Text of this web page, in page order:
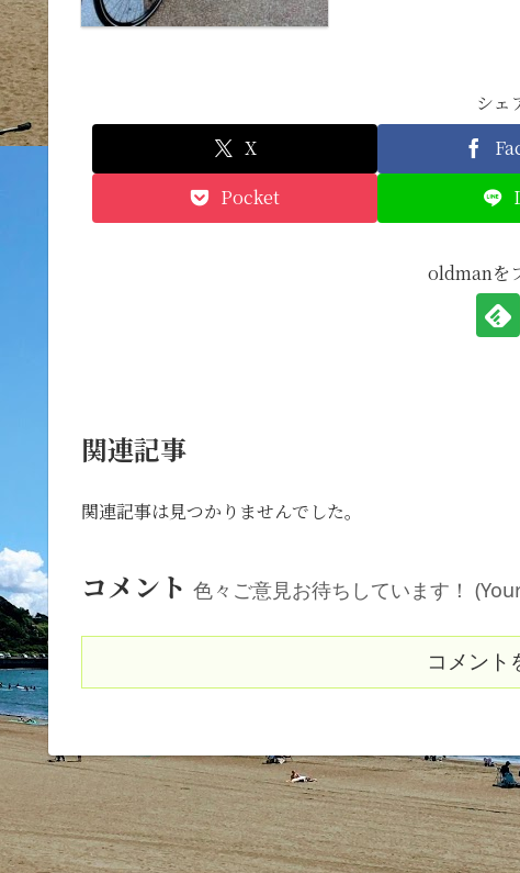
シェ
X
Pocket
oldmanを
関連記事
関連記事は見つかりませんでした。
コメント 色々ご意見お待ちしています！
コメント